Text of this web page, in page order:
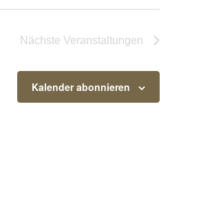
Nächste Veranstaltungen
Kalender abonnieren